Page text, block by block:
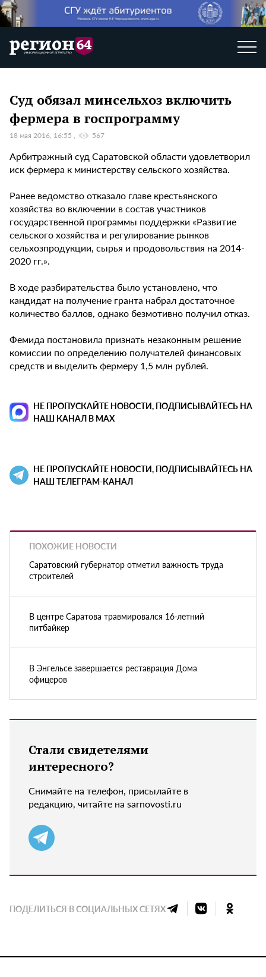
Суд обязал минсельхоз включить
фермера в госпрограмму
18 мая 2016, 16:55 567
Арбитражный суд Саратовской области удовлетворил
иск фермера к министерству сельского хозяйства.
Ранее ведомство отказало главе крестьянского
хозяйства во включении в состав участников
государственной программы поддержки «Развитие
сельского хозяйства и регулирование рынков
сельхозпродукции, сырья и продовольствия на 2014-
2020 гг.».
В ходе разбирательства было установлено, что
кандидат на получение гранта набрал достаточное
количество баллов, однако безмотивно получил отказ.
Фемида постановила признать незаконным решение
комиссии по определению получателей финансовых
средств и выделить фермеру 1,5 млн рублей.
НЕ ПРОПУСКАЙТЕ НОВОСТИ, ПОДПИСЫВАЙТЕСЬ НА
НАШ КАНАЛ В MAX
НЕ ПРОПУСКАЙТЕ НОВОСТИ, ПОДПИСЫВАЙТЕСЬ НА
НАШ ТЕЛЕГРАМ-КАНАЛ
ПОХОЖИЕ НОВОСТИ
Саратовский губернатор отметил важность труда
строителей
В центре Саратова травмировался 16-летний
питбайкер
В Энгельсе завершается реставрация Дома
офицеров
Стали свидетелями
интересного?
Снимайте на телефон, присылайте в
редакцию, читайте на sarnovosti.ru
ПОДЕЛИТЬСЯ В СОЦИАЛЬНЫХ СЕТЯХ